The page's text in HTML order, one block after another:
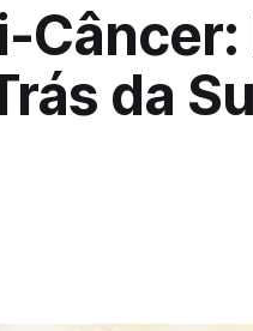
Câncer:
da